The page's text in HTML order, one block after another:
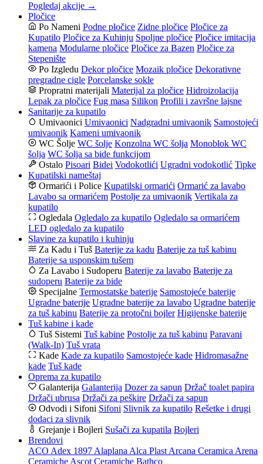
Pogledaj akcije →
Pločice
Po Nameni Podne pločice Zidne pločice Pločice za
Kupatilo Pločice za Kuhinju Spoljne pločice Pločice imitacija
kamena Modularne pločice Pločice za Bazen Pločice za
Stepenište
Po Izgledu Dekor pločice Mozaik pločice Dekorativne
pregradne cigle Porcelanske sokle
Propratni materijali Materijal za pločice Hidroizolacija
Lepak za pločice Fug masa Silikon Profili i završne lajsne
Sanitarije za kupatilo
Umivaonici Umivaonici Nadgradni umivaonik Samostojeći
umivaonik Kameni umivaonik
WC Šolje WC šolje Konzolna WC šolja Monoblok WC
šolja WC šolja sa bide funkcijom
Ostalo Pisoari Bidei Vodokotlići Ugradni vodokotlić Tipke
Kupatilski nameštaj
Ormarići i Police Kupatilski ormarići Ormarić za lavabo
Lavabo sa ormarićem Postolje za umivaonik Vertikala za
kupatilo
Ogledala Ogledalo za kupatilo Ogledalo sa ormarićem
LED ogledalo za kupatilo
Slavine za kupatilo i kuhinju
Za Kadu i Tuš Baterije za kadu Baterije za tuš kabinu
Baterije sa usponskim tušem
Za Lavabo i Sudoperu Baterije za lavabo Baterije za
sudoperu Baterije za bide
Specijalne Termostatske baterije Samostojeće baterije
Ugradne baterije Ugradne baterije za lavabo Ugradne baterije
za tuš kabinu Baterije za protočni bojler Higijenske baterije
Tuš kabine i kade
Tuš Sistemi Tuš kabine Postolje za tuš kabinu Paravani
(Walk-In) Tuš vrata
Kade Kade za kupatilo Samostojeće kade Hidromasažne
kade Tuš kade
Oprema za kupatilo
Galanterija Galanterija Dozer za sapun Držač toalet papira
Držači ubrusa Držači za peškire Držači za sapun
Odvodi i Sifoni Sifoni Slivnik za kupatilo Rešetke i drugi
dodaci za slivnik
Grejanje i Bojleri Sušači za kupatila Bojleri
Brendovi
ACO Adex 1897 Alaplana Alca Plast Arcana Ceramica Arena
Ceramiche Ascot Ceramiche Bathco